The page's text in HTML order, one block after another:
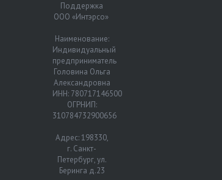
Поддержка
ООО «Интэрсо»
Наименование:
Индивидуальный
предприниматель
Головина Ольга
Александровна
ИНН: 780717146500
ОГРНИП:
310784732900656
Адрес: 198330,
г. Санкт-
Петербург, ул.
Беринга д.23